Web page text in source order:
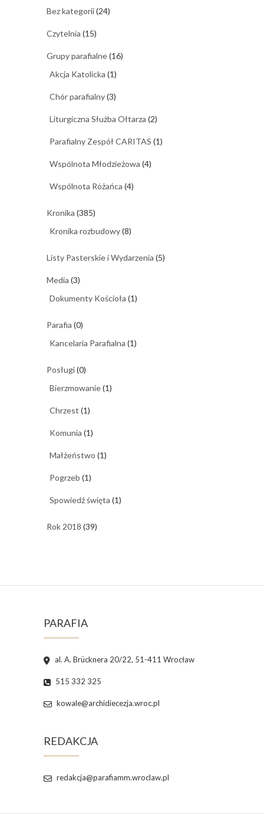
Bez kategorii(24)
Czytelnia (15)
Grupy parafialne(16)
Akcja Katolicka (1)
Chór parafialny(3)
Liturgiczna Służba Ołtarza (2)
Parafialny Zespół CARITAS (1)
Wspólnota Młodzieżowa (4)
Wspólnota Różańca (4)
Kronika (385)
Kronika rozbudowy(8)
Listy Pasterskie i Wydarzenia (5)
Media (3)
Dokumenty Kościoła (1)
Parafia (0)
Kancelaria Parafialna (1)
Posługi(0)
Bierzmowanie(1)
Chrzest (1)
Komunia (1)
Małżeństwo (1)
Pogrzeb (1)
Spowiedź święta (1)
Rok 2018 (39)
PARAFIA
al. A. Brücknera 20/22, 51-411 Wrocław
515 332 325
kowale@archidiecezja.wroc.pl
REDAKCJA
redakcja@parafiamm.wroclaw.pl